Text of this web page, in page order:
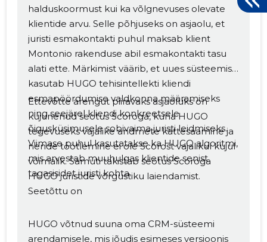
halduskoormust kui ka võlgnevuses olevate
klientide arvu. Selle põhjuseks on asjaolu, et
juristi esmakontakti puhul maksab klient
Montonio rakenduse abil esmakontakti tasu
alati ette. Märkimist väärib, et uues süsteemis
kasutab HUGO tehisintellekti kliendi
esmapöördumise valdkonna määramiseks
ning seejärel kliendi konkreetsele
õigusküsimusele sobivaima juristi leidmiseks.
Viimase puhul kasutatakse ka HUGO algoritmi,
mis arvestab muuhulgas klientide senist
tagasisidet juristi kohta.
Ettevõtte arengut piiravaks asjaoluks on
kujunenud seotus Scoroga, kuna HUGO
tegevuseks vajalike andmete kättesaamine ja
nende töötlemine ei ole Scorost vajalikul kujul
võimalik. Samuti takistab seotus Scoroga
HUGO juristide võrgustiku laiendamist.
Seetõttu on
HUGO võtnud suuna oma CRM-süsteemi
arendamisele, mis jõudis esimeses versioonis